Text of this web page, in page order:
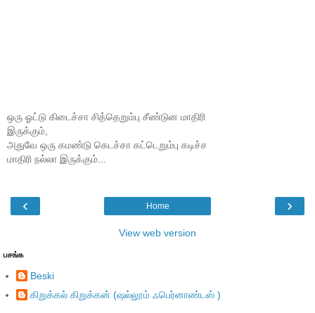
ஒரு ஓட்டு கிடைச்சா சித்தெறும்பு சீண்டுன மாதிரி
இருக்கும்,
அதுவே ஒரு கமண்டு கெடச்சா கட்டெறும்பு கடிச்ச
மாதிரி நல்லா இருக்கும்...
‹ ›
Home
View web version
பசங்க
Beski
கிறுக்கல் கிறுக்கன் (ஷல்லூம் ஃபெர்னாண்டஸ் )